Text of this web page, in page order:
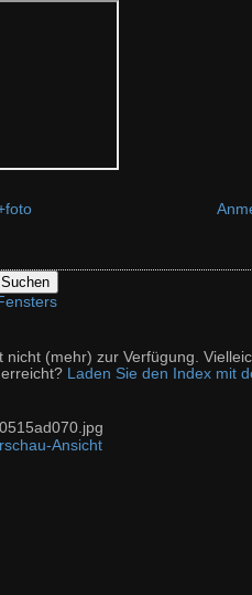
Suchen
nicht (mehr) zur Verfügung.
Laden Sie den Index mit